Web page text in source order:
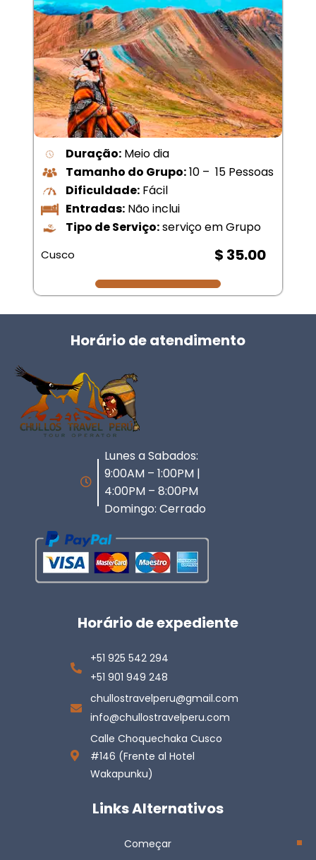
Duração:Meio dia
Tamanho do Grupo:10 – 15 Pessoas
Dificuldade:Fácil
Entradas:Não inclui
Tipo de Serviço:serviço em Grupo
Cusco $ 35.00
Horário de atendimento
Lunes a Sabados:
9:00AM – 1:00PM |
4:00PM – 8:00PM
Domingo: Cerrado
Horário de expediente
+51 925 542 294
+51 901 949 248
chullostravelperu@gmail.com
info@chullostravelperu.com
Calle Choquechaka Cusco
#146 (Frente al Hotel
Wakapunku)
Links Alternativos
Começar